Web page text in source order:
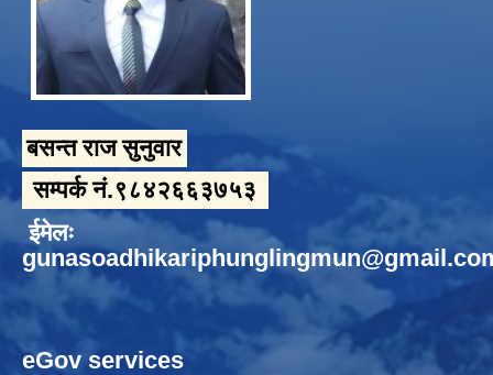
बसन्त राज सुनुवार
सम्पर्क नं.९८४२६६३७५३
ईमेलः
eGov services